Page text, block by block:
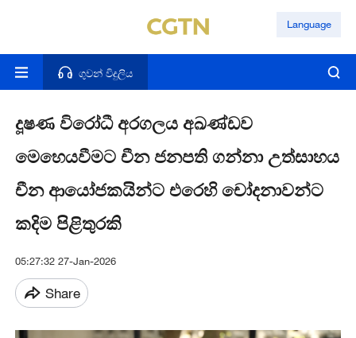
Language
ගුවන් විදුලිය
දූෂණ විරෝධී අරගලය අඛණ්ඩව
මෙහෙයවීමට චීන ජනපති ගන්නා උත්සාහය
චීන ආයෝජකයින්ට එරෙහි චෝදනාවන්ට
කදිම පිළිතුරකි
05:27:32 27-Jan-2026
Share